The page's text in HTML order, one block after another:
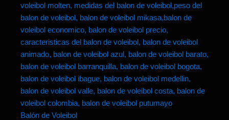
Balón de Voleibol
producto
tiene
múltiples
variantes.
Las
opciones
se
pueden
elegir